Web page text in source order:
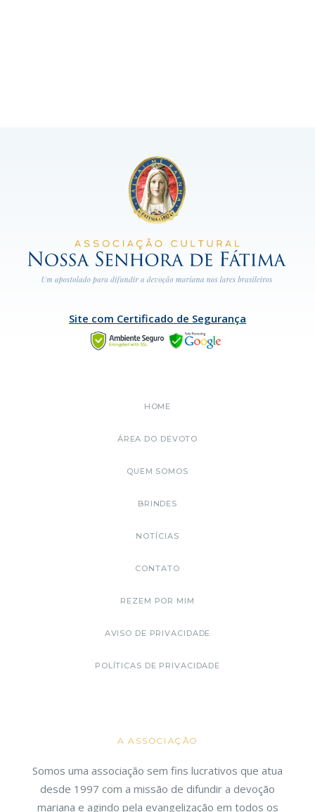
Site com Certificado de Segurança
HOME
ÁREA DO DEVOTO
QUEM SOMOS
BRINDES
NOTÍCIAS
CONTATO
REZEM POR MIM
AVISO DE PRIVACIDADE
POLÍTICAS DE PRIVACIDADE
A ASSOCIAÇÃO
Somos uma associação sem fins lucrativos que atua
desde 1997 com a missão de difundir a devoção
mariana e agindo pela evangelização em todos os